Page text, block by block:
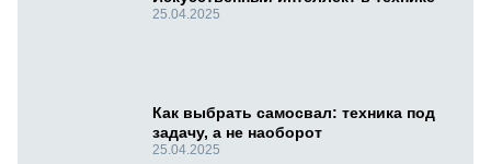
25.04.2025
Как выбрать самосвал: техника под
задачу, а не наоборот
25.04.2025